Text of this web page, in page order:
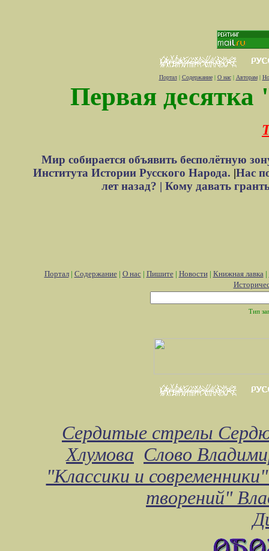
Портал| Содержание| О нас| Авторам|
Первая десятка
Мир собирается объявить бесполётную
Института Истории Русского Народа. |Нас
лет назад? | Кому давать
Портал| Содержание| О нас| Пишите| Новости| Книжная лавка|
Тип
Сердитые стрелы
Хлумова Слово
"Классики и
творений"